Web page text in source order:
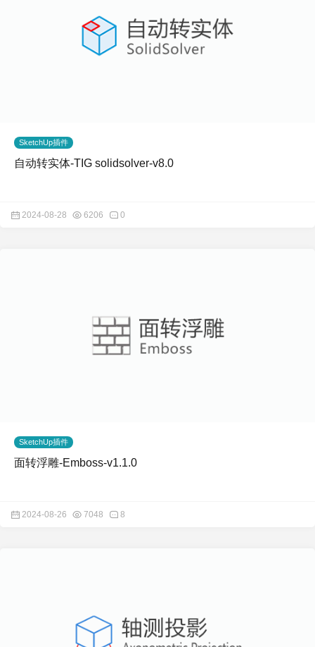
SketchUp插件
自动转实体-TIG solidsolver-v8.0
2024-08-28 6206 0
SketchUp插件
面转浮雕-Emboss-v1.1.0
2024-08-26 7048 8